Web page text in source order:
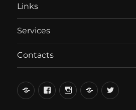
Links
Services
Contacts
вКонтакте
FacebookInstagram